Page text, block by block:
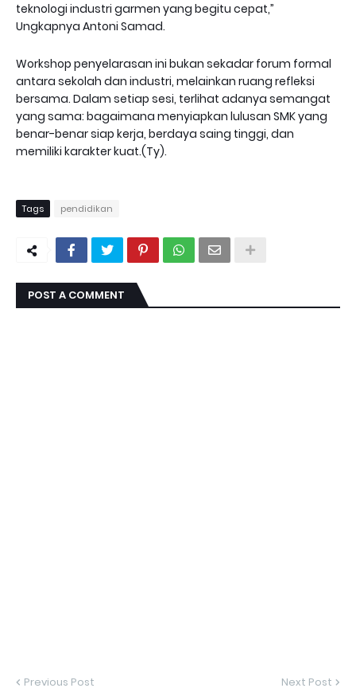
teknologi industri garmen yang begitu cepat,”
Ungkapnya Antoni Samad.
Workshop penyelarasan ini bukan sekadar forum formal
antara sekolah dan industri, melainkan ruang refleksi
bersama. Dalam setiap sesi, terlihat adanya semangat
yang sama: bagaimana menyiapkan lulusan SMK yang
benar-benar siap kerja, berdaya saing tinggi, dan
memiliki karakter kuat.(Ty).
Tags pendidikan
POST A COMMENT
Previous Post Next Post